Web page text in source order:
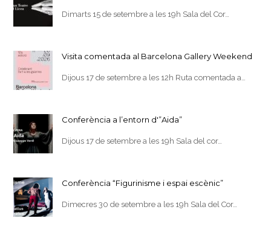
Dimarts 15 de setembre a les 19h Sala del Cor…
Visita comentada al Barcelona Gallery Weekend
Dijous 17 de setembre a les 12h Ruta comentada a…
Conferència a l’entorn d'”Aida”
Dijous 17 de setembre a les 19h Sala del cor…
Conferència “Figurinisme i espai escènic”
Dimecres 30 de setembre a les 19h Sala del Cor…